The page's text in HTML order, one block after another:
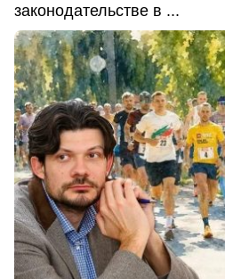
законодательстве в ...